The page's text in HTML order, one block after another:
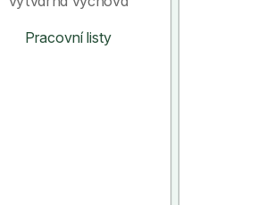
Pracovní listy